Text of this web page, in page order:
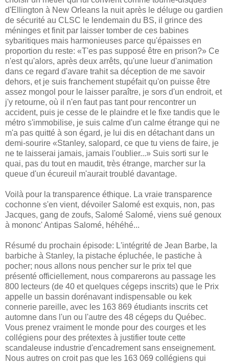
d'Ellington à New Orleans la nuit après le déluge ou gardien
de sécurité au CLSC le lendemain du BS, il grince des
méninges et finit par laisser tomber de ces babines
sybaritiques mais harmonieuses parce qu'épaisses en
proportion du reste: «T'es pas supposé être en prison?» Ce
n'est qu'alors, après deux arrêts, qu'une lueur d'animation
dans ce regard d'avare trahit sa déception de me savoir
dehors, et je suis franchement stupéfait qu'on puisse être
assez mongol pour le laisser paraître, je sors d'un endroit, et
j'y retourne, où il n'en faut pas tant pour rencontrer un
accident, puis je cesse de le plaindre et le fixe tandis que le
métro s'immobilise, je suis calme d'un calme étrange qui ne
m'a pas quitté à son égard, je lui dis en détachant dans un
demi-sourire «Stanley, salopard, ce que tu viens de faire, je
ne te laisserai jamais, jamais l'oublier...» Suis sorti sur le
quai, pas du tout en maudit, très étrange, marcher sur la
queue d'un écureuil m'aurait troublé davantage.
Voilà pour la transparence éthique. La vraie transparence
cochonne s'en vient, dévoiler Salomé est exquis, non, pas
Jacques, gang de zoufs, Salomé Salomé, viens sué genoux
à mononc' Antipas Salomé, héhéhé...
Résumé du prochain épisode: L'intégrité de Jean Barbe, la
barbiche à Stanley, la pistache épluchée, le pastiche à
pocher; nous allons nous pencher sur le prix tel que
présenté officiellement, nous comparerons au passage les
800 lecteurs (de 40 et quelques cégeps inscrits) que le Prix
appelle un bassin dorénavant indispensable ou kek
connerie pareille, avec les 163 869 étudiants inscrits cet
automne dans l'un ou l'autre des 48 cégeps du Québec.
Vous prenez vraiment le monde pour des courges et les
collégiens pour des prétextes à justifier toute cette
scandaleuse industrie d'encadrement sans enseignement.
Nous autres on croit pas que les 163 069 collégiens qui